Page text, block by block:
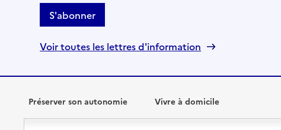
S'abonner
Voir toutes les lettres d'information
Préserver son autonomie Vivre à domicile